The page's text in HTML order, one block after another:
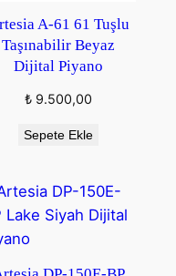
A-61 61 Tuşlu
Taşınabilir Beyaz
Dijital Piyano
₺ 9.500,00
Sepete Ekle